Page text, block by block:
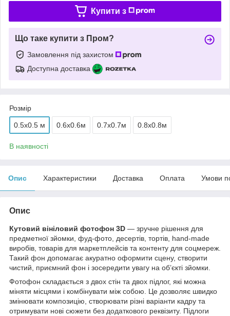
Купити з
Що таке купити з Пром?
Замовлення під захистом
Доступна доставка
Розмір
0.5x0.5 м 0.6х0.6м 0.7х0.7м 0.8х0.8м
В наявності
Опис Характеристики Доставка Оплата Умови
Опис
Кутовий вініловий фотофон 3D — зручне рішення для
предметної зйомки, фуд-фото, десертів, тортів, hand-made
виробів, товарів для маркетплейсів та контенту для соцмереж.
Такий фон допомагає акуратно оформити сцену, створити
чистий, приємний фон і зосередити увагу на об’єкті зйомки.
Фотофон складається з двох стін та двох підлог, які можна
міняти місцями і комбінувати між собою. Це дозволяє швидко
змінювати композицію, створювати різні варіанти кадру та
отримувати нові сюжети без додаткового реквізиту. Підлоги